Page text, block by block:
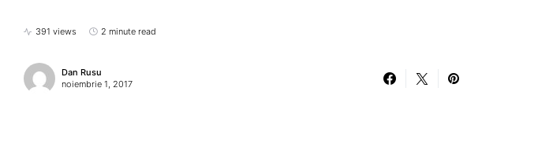
391 views 2 minute read
Dan Rusu
noiembrie 1, 2017